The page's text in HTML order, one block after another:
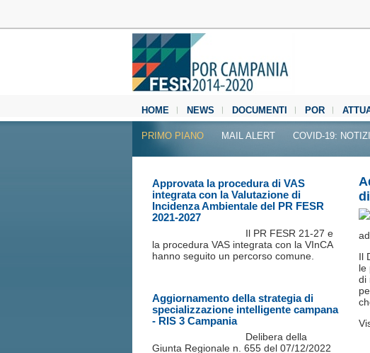
HOME NEWS DOCUMENTI POR
MEDIA CENTER
PRIMO PIANO MAIL ALERT COVID-19:
Il
le
di
Approvata la procedura di VAS
integrata con la Valutazione di
Incidenza Ambientale del PR FESR
2021-2027
Il PR FESR 21‐27 e
la procedura VAS integrata con la VInCA
hanno seguito un percorso comune.
Aggiornamento della strategia di
specializzazione intelligente campana
- RIS 3 Campania
Delibera della
Giunta Regionale n. 655 del 07/12/2022